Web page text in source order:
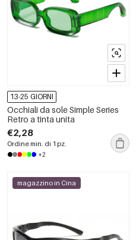
13-25 GIORNI
Occhiali da sole Simple Series
Retro a tinta unita
€2,28
Ordine min. di 1 pz.
+2
magazzino in Cina